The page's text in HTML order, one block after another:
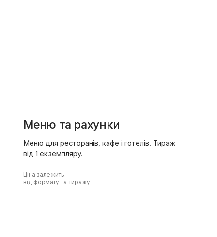
Меню та рахунки
Меню для ресторанів, кафе і готелів. Тираж
від 1 екземпляру.
Ціна залежить
від формату та тиражу